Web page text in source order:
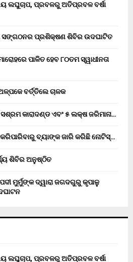
ଲଘୁଚାପ, ପ୍ରବଳରୁ ଅତିପ୍ରବଳ ବର୍ଷା
ସଙ୍ଗଠନର ପ୍ରଶିକ୍ଷଣ ଶିବିର ଉଦଘାଟିତ
ପାଳିତ ହେବ ୮୦ତମ ସ୍ୱାଧୀନତା
ବର୍ତ୍ତିଲେ ଚାଳକ
କାରାଦଣ୍ଡ ଏବଂ ₹୫ ଲକ୍ଷ ଜରିମାନା…
ବ୍ୟାଙ୍କ ଜାରି କରିଛି ନୋଟିସ୍…
ଶିବିର ଅନୁଷ୍ଠିତ
ମୁର୍ମୁଙ୍କ ଦ୍ୱାରା ଜଗଦଗୁରୁ କୃପାଳୁ
ଲଘୁଚାପ, ପ୍ରବଳରୁ ଅତିପ୍ରବଳ ବର୍ଷା